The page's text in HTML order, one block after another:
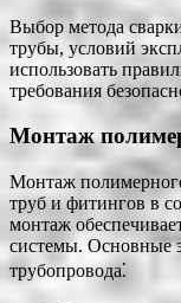
Выбор метода
трубы, условий
использовать
требования
Монтаж
Монтаж
труб и фитингов в
монтаж
системы. Основные
трубопровода⁚